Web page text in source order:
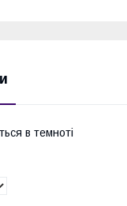
в темноті